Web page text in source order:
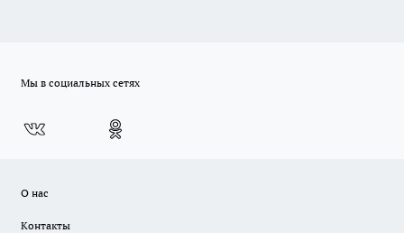
Мы в социальных сетях
О нас
Контакты